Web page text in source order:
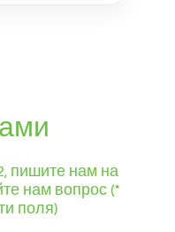
пишите нам на
нам вопрос (*
поля)